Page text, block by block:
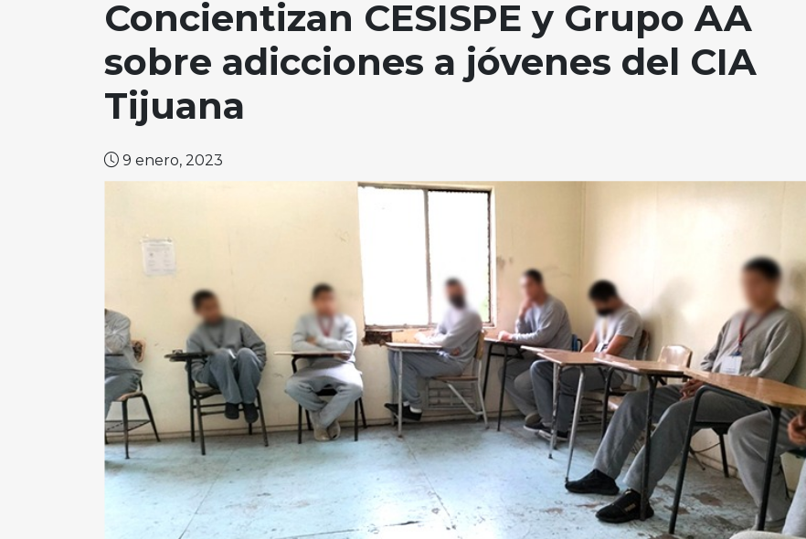
Concientizan CESISPE y Grupo AA
sobre adicciones a jóvenes del CIA
Tijuana
9 enero, 2023